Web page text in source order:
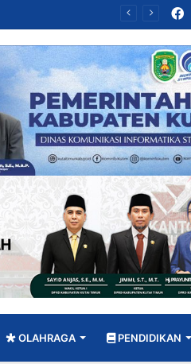
OLAHRAGA PENDIDIKAN